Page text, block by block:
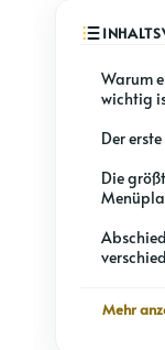
Warum
wichtig
Der
Die
Mehr